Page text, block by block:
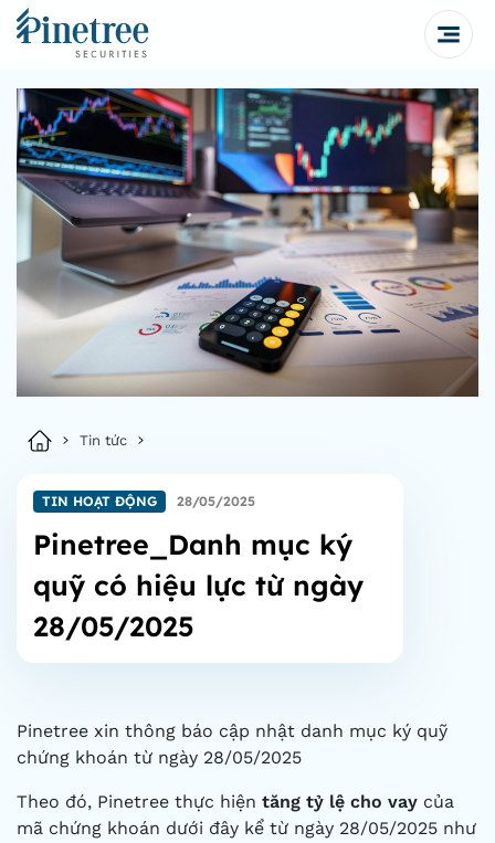
Tin tức
TIN HOẠT ĐỘNG 28/05/2025
Pinetree_Danh mục ký
quỹ có hiệu lực từ ngày
28/05/2025
Pinetree xin thông báo cập nhật danh mục ký quỹ
chứng khoán từ ngày 28/05/2025
Theo đó, Pinetree thực hiện tăng tỷ lệ cho vay của
mã chứng khoán dưới đây kể từ ngày 28/05/2025 như